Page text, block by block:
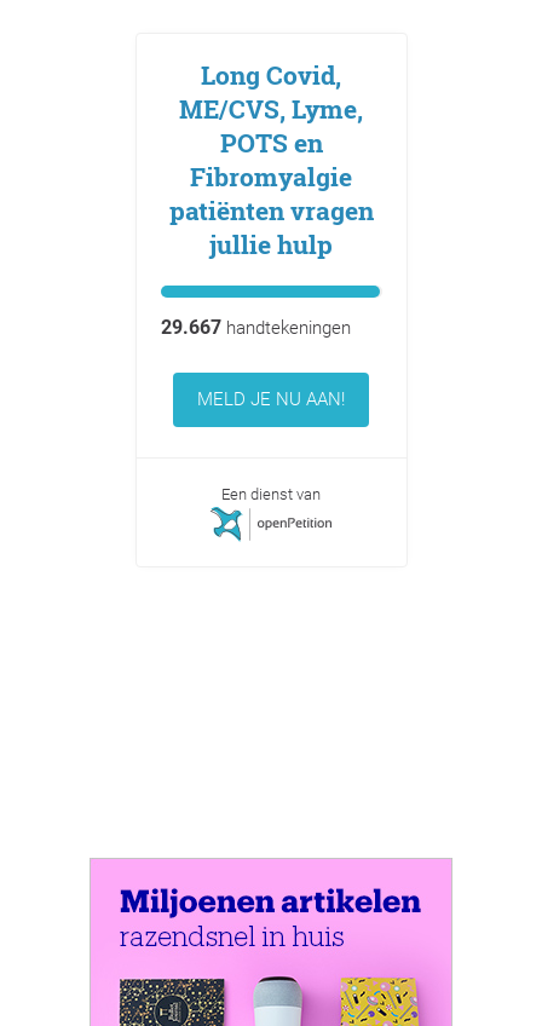
Long Covid,
ME/CVS, Lyme,
POTS en
Fibromyalgie
patiënten vragen
jullie hulp
29.667handtekeningen
MELD JE NU AAN!
Een dienst van